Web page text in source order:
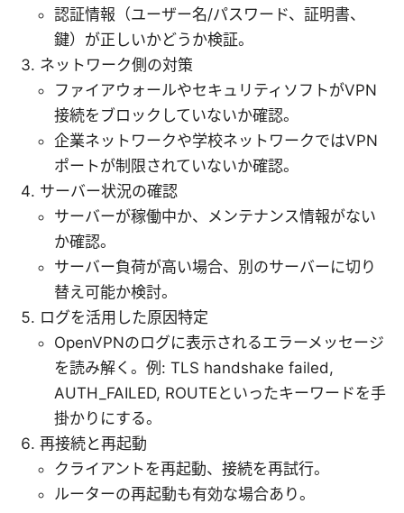
認証情報（ユーザー名/パスワード、証明書、
鍵）が正しいかどうか検証。
ネットワーク側の対策
ファイアウォールやセキュリティソフトがVPN
接続をブロックしていないか確認。
企業ネットワークや学校ネットワークではVPN
ポートが制限されていないか確認。
サーバー状況の確認
サーバーが稼働中か、メンテナンス情報がない
か確認。
サーバー負荷が高い場合、別のサーバーに切り
替え可能か検討。
ログを活用した原因特定
OpenVPNのログに表示されるエラーメッセージ
を読み解く。例: TLS handshake failed,
AUTH_FAILED, ROUTEといったキーワードを手
掛かりにする。
再接続と再起動
クライアントを再起動、接続を再試行。
ルーターの再起動も有効な場合あり。